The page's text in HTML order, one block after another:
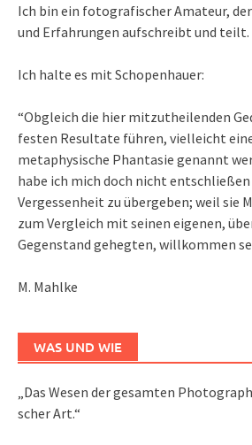
Ich bin ein fotografischer Amateur,
und Erfahrungen aufschreibt und teilt.
Ich halte es mit Schopenhauer:
“Obgleich die hier mitzutheilenden
festen Resultate führen, vielleicht
metaphysische Phantasie genannt
habe ich mich doch nicht
Vergessenheit zu übergeben; weil sie
zum Vergleich mit seinen eigenen,
Gegenstand gehegten, willkommen
M. Mahlke
WAS UND WIE
„Das We­sen der ge­sam­ten
scher Art.“